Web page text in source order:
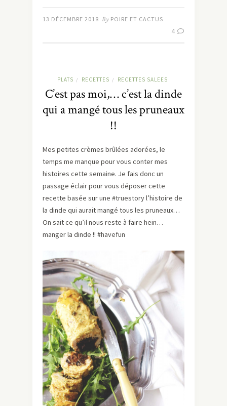
13 DÉCEMBRE 2018 By POIRE ET CACTUS
4
PLATS / RECETTES / RECETTES SALEES
C’est pas moi,… c’est la dinde
qui a mangé tous les pruneaux
!!
Mes petites crèmes brûlées adorées, le
temps me manque pour vous conter mes
histoires cette semaine. Je fais donc un
passage éclair pour vous déposer cette
recette basée sur une #truestory l’histoire de
la dinde qui aurait mangé tous les pruneaux…
On sait ce qu’il nous reste à faire hein…
manger la dinde !! #havefun